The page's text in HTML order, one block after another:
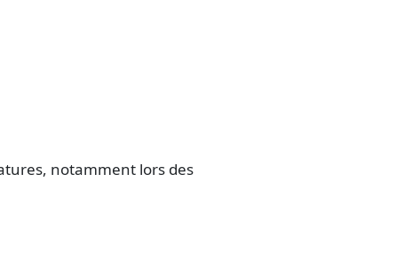
notamment lors des